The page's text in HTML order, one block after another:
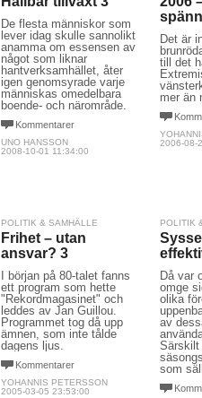
De flesta människor som
lever idag skulle sannolikt
anamma om essensen av
något som liknar
hantverksamhället, åter
igen genomsyrade varje
människas omedelbara
boende- och närområde.
Kommentarer
UNO HANSSON
2008-10-01 11:34:00
Det är
till det
mer än
2006-08-
POLITIK & SAMHÄLLE
Frihet – utan
ansvar? 3
I början på 80-talet fanns
ett program som hette
"Rekordmagasinet" och
leddes av Jan Guillou.
Programmet tog då upp
ämnen, som inte tålde
dagens ljus.
Kommentarer
YOHANNIS PETERSSON
2005-03-05 23:53:00
POLITIK
Då var
omge
olika
av
Särskilt
som